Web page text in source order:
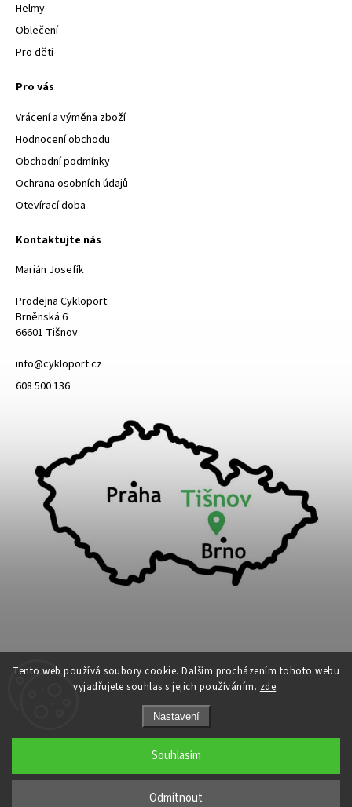
Tento web používá soubory cookie. Dalším procházením tohoto webu
vyjadřujete souhlas s jejich používáním. zde.
Nastavení
Odmítnout
Souhlasím
Helmy
Oblečení
Pro děti
Pro vás
Vrácení a výměna zboží
Hodnocení obchodu
Obchodní podmínky
Ochrana osobních údajů
Otevírací doba
Kontaktujte nás
Marián Josefík
Prodejna Cykloport:
Brněnská 6
66601 Tišnov
info@cykloport.cz
608 500 136
Cykloport. Všechna práva vyhrazena.
Upravit nastavení cookies